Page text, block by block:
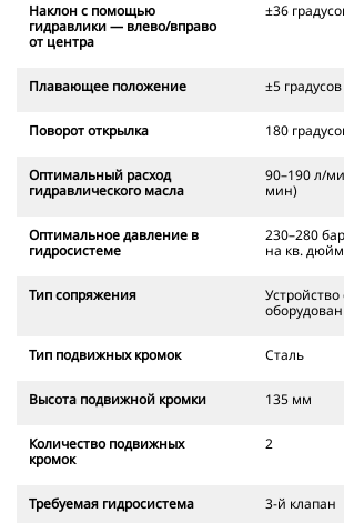
Наклон с помощью
гидравлики — влево/вправо
от центра
±36
Плавающее положение ±5 градусов
Поворот открылка 180
Оптимальный расход
гидравлического масла
90–190 л/
мин)
Оптимальное давление в
гидросистеме
230–280
на кв.
Тип сопряжения
Тип подвижных кромок Сталь
Высота подвижной кромки 135 мм
Количество подвижных
кромок
2
Требуемая гидросистема 3-й клапан